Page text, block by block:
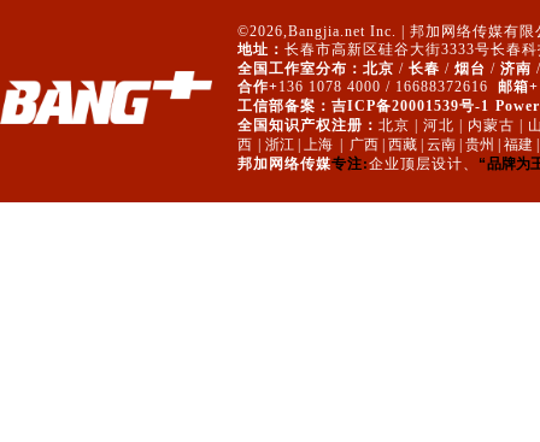
©2026,Bangjia.net Inc. | 邦加网络传媒有
地址： 长春市高新区硅谷大街3333号长春
全国工作室分布： 北京 / 长春 / 烟台 / 济南
合作+136 1078 4000 / 16688372616 邮箱+
工信部备案： 吉ICP备20001539号-1
全国知识产权注册： 北京 | 河北 | 内蒙古 |
西 |
浙江 | 上海 | 广西 | 西藏 | 云南 | 贵州 | 福建
邦加网络传媒专注:企业顶层设计、 “品牌为